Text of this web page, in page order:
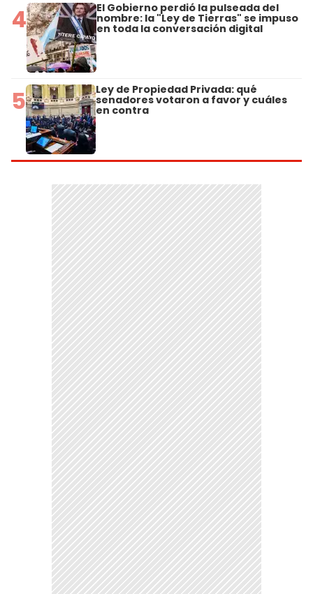
4 El Gobierno perdió la pulseada del
nombre: la "Ley de Tierras" se impuso
en toda la conversación digital
5 Ley de Propiedad Privada: qué
senadores votaron a favor y cuáles
en contra